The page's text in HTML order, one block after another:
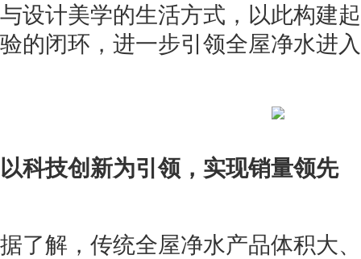
与设计美学的生活方式，以此构建
验的闭环，进一步引领全屋净水进
以科技创新为引领，实现销量领先
据了解，传统全屋净水产品体积大